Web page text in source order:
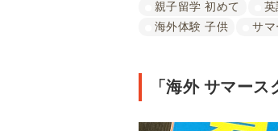
親子留学 初めて
英
海外体験 子供
サ
「海外 サマー